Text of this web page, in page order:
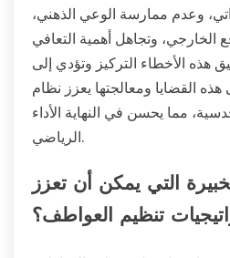
وعدم ممارسة الوعي الذهني،
الخارجي، وتجاهل أهمية التعافي
هذه الأخطاء التركيز وتؤدي إلى
القضايا ومعالجتها يعزز نظام
مما يحسن في النهاية الأداء
الرياضي.
التي يمكن أن تعزز
تنظيم العواطف؟